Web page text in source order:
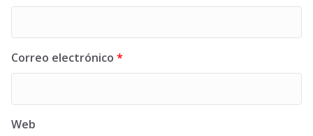
Correo electrónico *
Web